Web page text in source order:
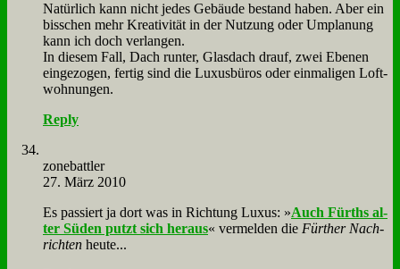
Na­tür­lich kann nicht je­des Ge­bäu­de be­stand ha­ben. Aber ein
biss­chen mehr Krea­ti­vi­tät in der Nut­zung oder Um­pla­nung
kann ich doch ver­lan­gen.
In die­sem Fall, Dach run­ter, Glas­dach drauf, zwei Ebe­nen
ein­ge­zo­gen, fer­tig sind die Lu­xus­bü­ros oder ein­ma­li­gen Loft­
woh­nun­gen.
Reply
zone­batt­ler
27. März 2010
Es pas­siert ja dort was in Rich­tung Lu­xus: »Auch Fürths al­
ter Sü­den putzt sich her­aus« ver­mel­den die Für­ther Nach­
rich­ten heu­te...